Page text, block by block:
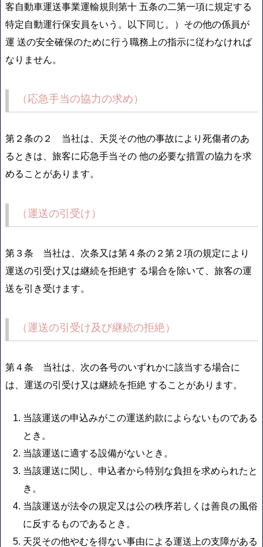
客自動車運送事業運輸規則第十 五条の二第一項に規定する
特定自動運行保安員をいう。以下同じ。）その他の係員が
運 送の安全確保のために行う職務上の指示に従わなければ
なりません。
（応急手当の協力の求め）
第２条の２ 当社は、天災その他の事故により死傷者のあ
るときは、旅客に応急手当その 他の必要な措置の協力を求
めることがあります。
（運送の引受け）
第３条 当社は、次条又は第４条の２第２項の規定により
運送の引受け又は継続を拒絶す る場合を除いて、旅客の運
送を引き受けます。
（運送の引受け及び継続の拒絶）
第４条 当社は、次の各号のいずれかに該当する場合に
は、運送の引受け又は継続を拒絶 することがあります。
当該運送の申込みがこの運送約款によらないものである
とき。
当該運送に適する設備がないとき。
当該運送に関し、申込者から特別な負担を求められたと
き。
当該運送が法令の規定又は公の秩序若しくは善良の風俗
に反するものであるとき。
天災その他やむを得ない事由による運送上の支障がある